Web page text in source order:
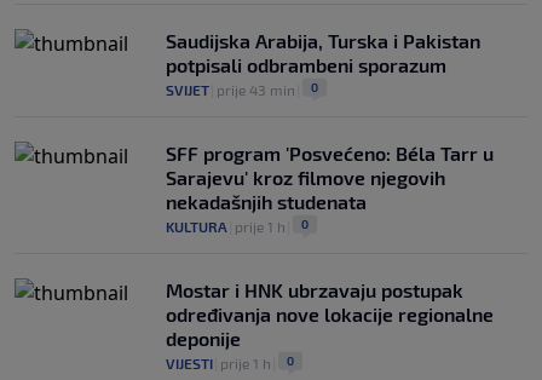
Saudijska Arabija, Turska i Pakistan
potpisali odbrambeni sporazum
SVIJET prije 43 min 0
SFF program 'Posvećeno: Béla Tarr u
Sarajevu' kroz filmove njegovih
nekadašnjih studenata
KULTURA prije 1 h 0
Mostar i HNK ubrzavaju postupak
određivanja nove lokacije regionalne
deponije
VIJESTI prije 1 h 0